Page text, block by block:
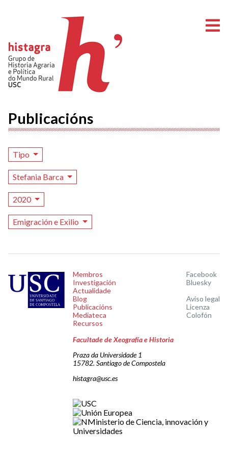
Publicacións
Tipo
Stefania Barca
2020
Emigración e Exilio
Membros
Investigación
Actualidade
Blog
Publicacións
Mediateca
Recursos
Facebook
Bluesky
Aviso legal
Licenza
Colofón
Facultade de Xeografía e Historia
Praza da Universidade 1
15782. Santiago de Compostela
histagra@usc.es